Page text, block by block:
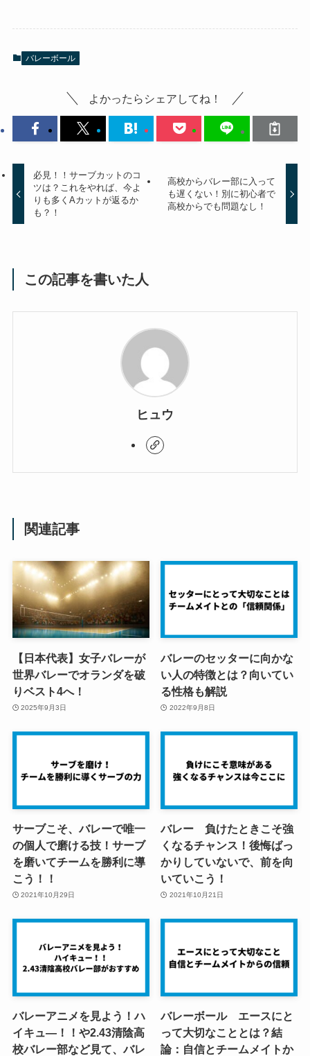
バレーボール
よかったらシェアしてね！
必見！！サーブカットのコ
ツは？これをやれば、今よ
りも多くAカットが返るか
も？！
高校からバレー部に入って
も遅くない！別に初心者で
高校からでも問題なし！
この記事を書いた人
ヒュウ
関連記事
【日本代表】女子バレーが
世界バレーでオランダを破
りベスト4へ！
2025年9月3日
バレーのセッターに向かな
い人の特徴とは？向いてい
る性格も解説
2022年9月8日
サーブこそ、バレーで唯一
の個人で磨ける技！サーブ
を磨いてチームを勝利に導
こう！！
2021年10月29日
バレー 負けたときこそ強
くなるチャンス！後悔ばっ
かりしていないで、前を向
いていこう！
2021年10月21日
バレーアニメを見よう！ハ
イキュ―！！や2.43清陰高
校バレー部など見て、バレ
バレーボール エースにと
って大切なこととは？結
論：自信とチームメイトか